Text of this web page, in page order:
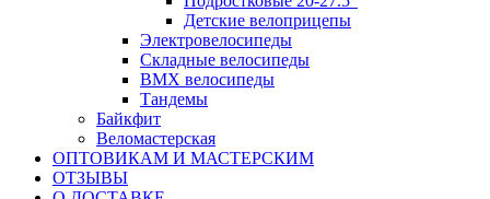
Детские велоприцепы
Электровелосипеды
Складные велосипеды
BMX велосипеды
Тандемы
Байкфит
Веломастерская
ОПТОВИКАМ И МАСТЕРСКИМ
ОТЗЫВЫ